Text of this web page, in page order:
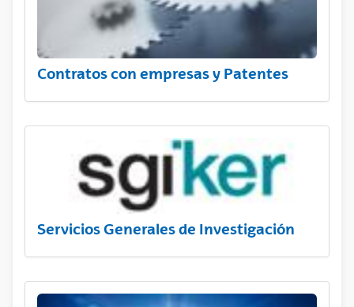
Contratos con empresas y Patentes
Servicios Generales de Investigación